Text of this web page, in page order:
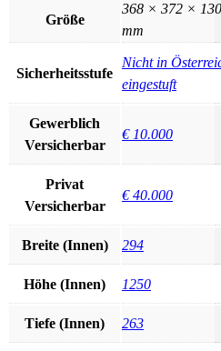
Größe
368 × 372 ×
mm
Sicherheitsstufe
Nicht in
eingestuft
Gewerblich
Versicherbar
€ 10.000
Privat
Versicherbar
€ 40.000
Breite (Innen) 294
Höhe (Innen) 1250
Tiefe (Innen) 263